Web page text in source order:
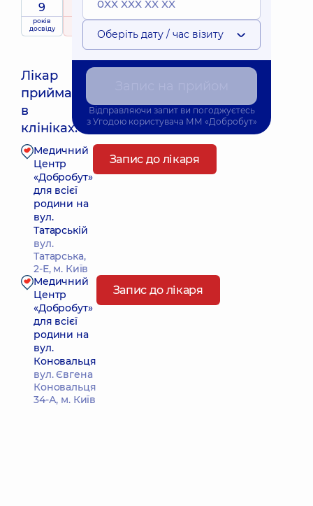
9
років
досвіду
4.8 / 5
рейтингна підставі
32 відгука
Лікар
приймає
в
клініках:
Найближчий час прийому: 10.08.2026 15:00
Медичний
Центр
«Добробут»
для всієї
родини на
вул.
Татарській
вул.
Татарська,
2-Е, м. Київ
Запис до лікаря
Медичний
Центр
«Добробут»
для всієї
родини на
вул.
Коновальця
вул. Євгена
Коновальця
34-А, м. Київ
Запис до лікаря
Оберіть дату / час візиту
Відправляючи запит ви погоджуєтесь
з Угодою користувача ММ «Добробут»